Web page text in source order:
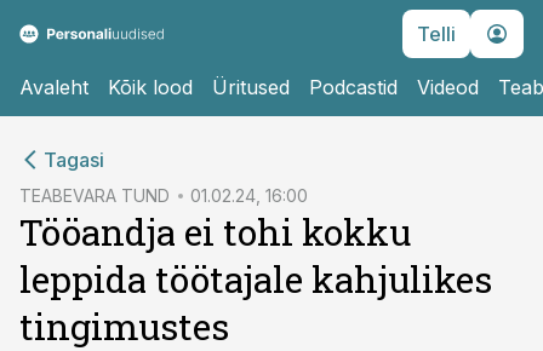
Telli
Avaleht Kõik lood Üritused Podcastid Videod
Tagasi
TEABEVARA TUND 01.02.24, 16:00
Tööandja ei tohi kokku
leppida töötajale kahjulikes
tingimustes